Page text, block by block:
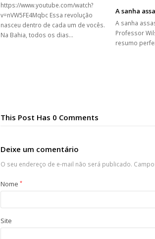
https://www.youtube.com/watch?
v=nVW5FE4Mqbc Essa revolução
nasceu dentro de cada um de vocês.
Na Bahia, todos os dias…
A sanha
A sanha
Professor
resumo
This Post Has 0 Comments
Deixe um comentário
O seu endereço de e-mail não será publicado.
Nome *
Site